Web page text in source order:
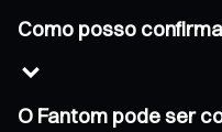
Como posso
O Fantom pode ser